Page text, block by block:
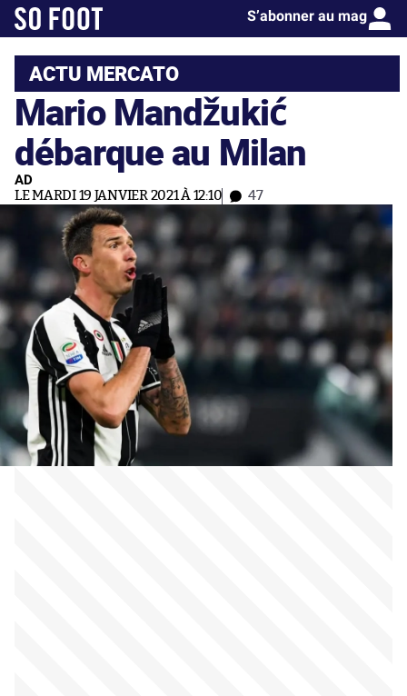
S’abonner au mag
ACTU MERCATO
Mario Mandžukić
débarque au Milan
AD
LE MARDI 19 JANVIER 2021 À 12:10 47